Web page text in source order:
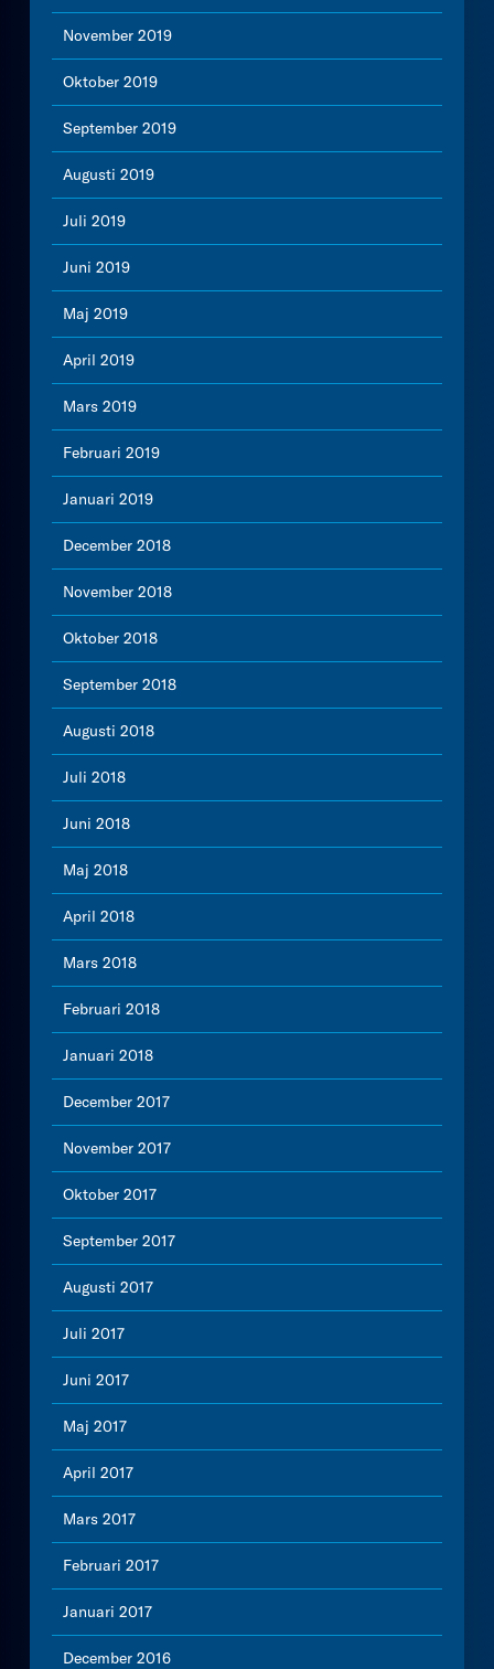
November 2019
Oktober 2019
September 2019
Augusti 2019
Juli 2019
Juni 2019
Maj 2019
April 2019
Mars 2019
Februari 2019
Januari 2019
December 2018
November 2018
Oktober 2018
September 2018
Augusti 2018
Juli 2018
Juni 2018
Maj 2018
April 2018
Mars 2018
Februari 2018
Januari 2018
December 2017
November 2017
Oktober 2017
September 2017
Augusti 2017
Juli 2017
Juni 2017
Maj 2017
April 2017
Mars 2017
Februari 2017
Januari 2017
December 2016